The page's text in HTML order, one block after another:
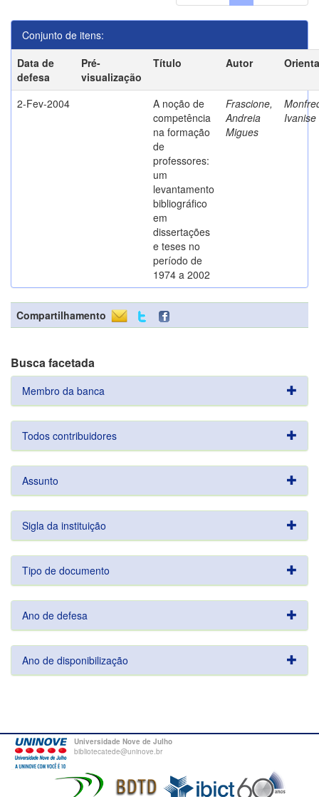
Conjunto de itens:
Data de
defesa
Pré-
visualização
Título Autor
2-Fev-2004
A noção de
competência
na formação
de
professores:
um
levantamento
bibliográfico
em
dissertações
e teses no
período de
1974 a 2002
Frascione,
Andreia
Migues
Ivanise
Compartilhamento
Busca facetada
Membro da banca
Todos contribuidores
Assunto
Sigla da instituição
Tipo de documento
Ano de defesa
Ano de disponibilização
Universidade Nove de Julho
bibliotecatede@uninove.br